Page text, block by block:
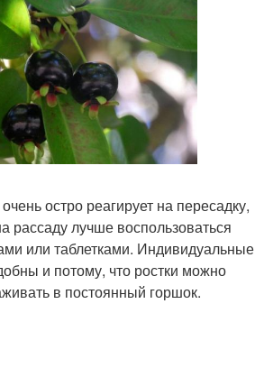
остро реагирует на пересадку,
рассаду лучше воспользоваться
или таблетками. Индивидуальные
и потому, что ростки можно
в постоянный горшок.